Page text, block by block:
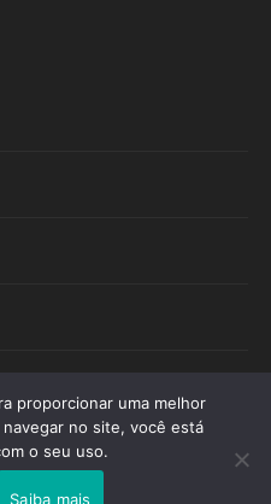
proporcionar uma melhor
no site, você está
o seu uso.
Saiba mais